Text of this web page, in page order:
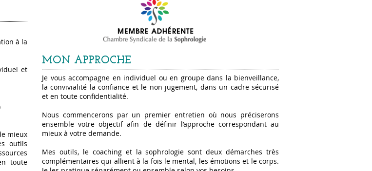
à la
et
mieux
outils
toute
MON APPROCHE
Je vous accompagne en individuel ou en groupe dans la bienveillance,
la convivialité la confiance et le non jugement, dans un cadre sécurisé
et en toute confidentialité.
Nous commencerons par un premier entretien où nous préciserons
ensemble votre objectif afin de définir l’approche correspondant au
mieux à votre demande.
Mes outils, le coaching et la sophrologie sont deux démarches très
complémentaires qui allient à la fois le mental, les émotions et le corps.